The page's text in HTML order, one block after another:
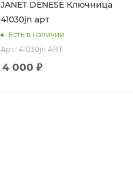
JANET DENESE Ключница
41030jn арт
Есть в наличии
Арт.: 41030jn ART
4 000 ₽